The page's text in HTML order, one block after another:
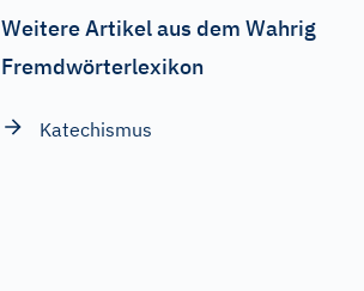
Weitere Artikel aus dem Wahrig
Fremdwörterlexikon
Katechismus